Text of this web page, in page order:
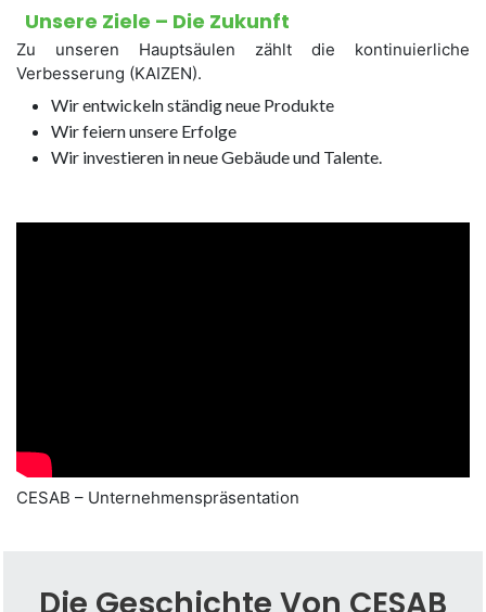
Unsere Ziele – Die Zukunft
Zu unseren Hauptsäulen zählt die kontinuierliche
Verbesserung (KAIZEN).
Wir entwickeln ständig neue Produkte
Wir feiern unsere Erfolge
Wir investieren in neue Gebäude und Talente.
CESAB – Unternehmenspräsentation